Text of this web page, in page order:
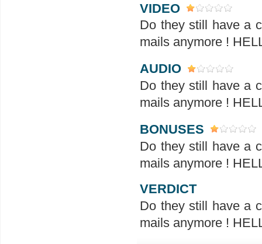
VIDEO
Do they still have a
mails anymore !
AUDIO
Do they still have a
mails anymore !
BONUSES
Do they still have a
mails anymore !
VERDICT
Do they still have a
mails anymore !